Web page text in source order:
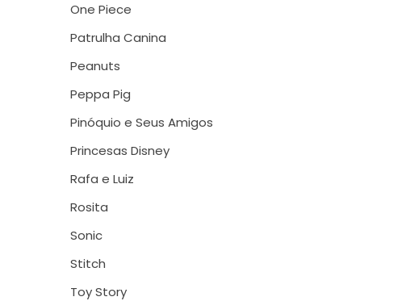
One Piece
Patrulha Canina
Peanuts
Peppa Pig
Pinóquio e Seus Amigos
Princesas Disney
Rafa e Luiz
Rosita
Sonic
Stitch
Toy Story